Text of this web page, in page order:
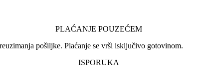
PLAĆANJE POUZEĆEM
pošiljke. Plaćanje se vrši isključivo gotovinom.
ISPORUKA